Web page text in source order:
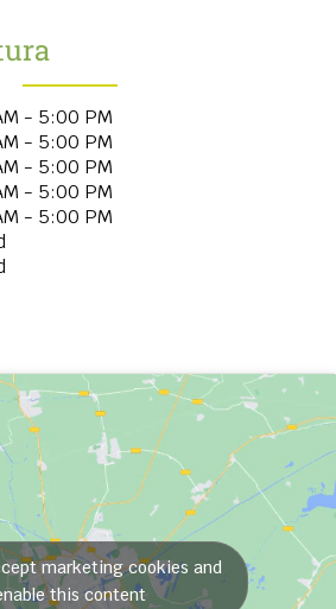
- 5:00 PM
- 5:00 PM
- 5:00 PM
- 5:00 PM
- 5:00 PM
marketing cookies and
this content